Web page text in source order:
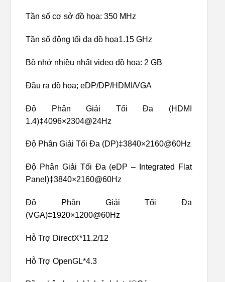
Tần số cơ sở đồ họa: 350 MHz
Tần số động tối đa đồ họa1.15 GHz
Bộ nhớ nhiều nhất video đồ họa: 2 GB
Đầu ra đồ họa; eDP/DP/HDMI/VGA
Độ Phân Giải Tối Đa (HDMI
1.4)‡4096×2304@24Hz
Độ Phân Giải Tối Đa (DP)‡3840×2160@60Hz
Độ Phân Giải Tối Đa (eDP – Integrated Flat
Panel)‡3840×2160@60Hz
Độ Phân Giải Tối Đa
(VGA)‡1920×1200@60Hz
Hỗ Trợ DirectX*11.2/12
Hỗ Trợ OpenGL*4.3